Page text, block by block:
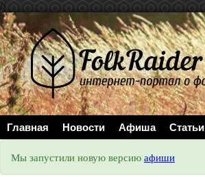
//
Главная Новости Афиша Статьи
Мы запустили новую версию афиши